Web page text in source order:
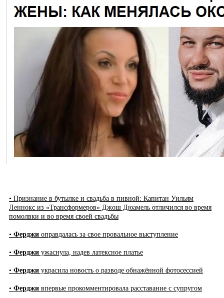
• Признание в бутылке и свадьба в пивной: Капитан Уильям
Леннокс из «Трансформеров» Джош Дюамель отличился во время
помолвки и во время своей свадьбы
• Ферджи оправдалась за свое провальное выступление
• Ферджи ужаснула, надев латексное платье
• Ферджи украсила новость о разводе обнажённой фотосессией
• Ферджи впервые прокомментировала расставание с супругом